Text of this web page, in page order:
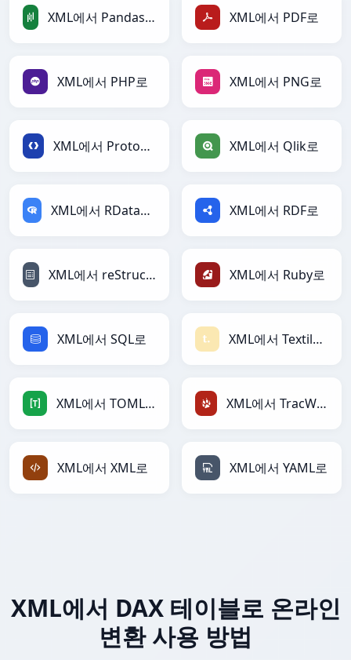
XML에서 PandasDataFrame로 XML에서 PDF로
XML에서 PHP로 XML에서 PNG로
XML에서 Protobuf로 XML에서 Qlik로
XML에서 RDataFrame로 XML에서 RDF로
XML에서 reStructuredText로 XML에서 Ruby로
XML에서 SQL로 XML에서 Textile로
XML에서 TOML로 XML에서 TracWiki로
XML에서 XML로 XML에서 YAML로
XML에서 DAX 테이블로 온라인
변환 사용 방법